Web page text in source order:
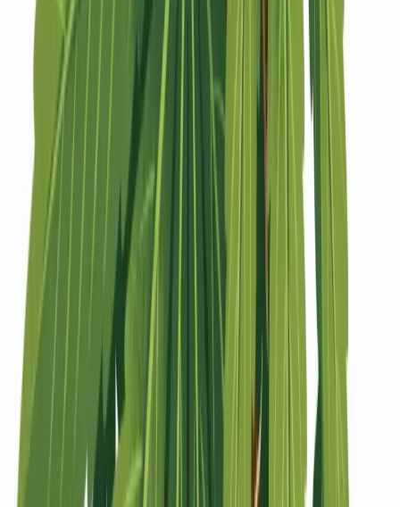
Strains Hybrid Strains
Standorte